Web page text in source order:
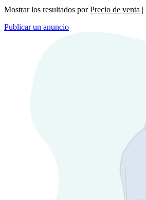
Mostrar los resultados porPrecio de venta |
Publicar un anuncio